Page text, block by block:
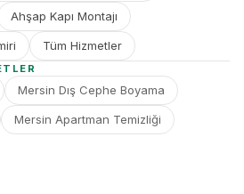
Ahşap Kapı Montajı
Tüm Hizmetler
Mersin Dış Cephe Boyama
Mersin Apartman Temizliği